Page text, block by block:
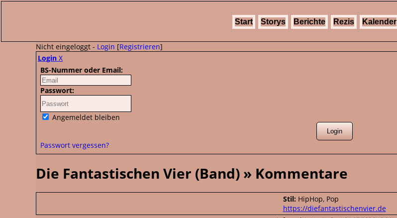
Start Storys Berichte Rezis Kalender
Nicht eingeloggt - Login [Registrieren]
Login X
BS-Nummer oder Email:
Passwort:
Angemeldet bleiben
Passwort vergessen?
Die Fantastischen Vier (Band) » Kommentare
Stil: HipHop, Pop
https://diefantastischenvier.de